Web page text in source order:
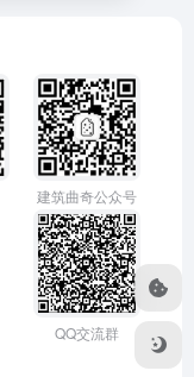
建筑曲奇公众号
QQ交流群